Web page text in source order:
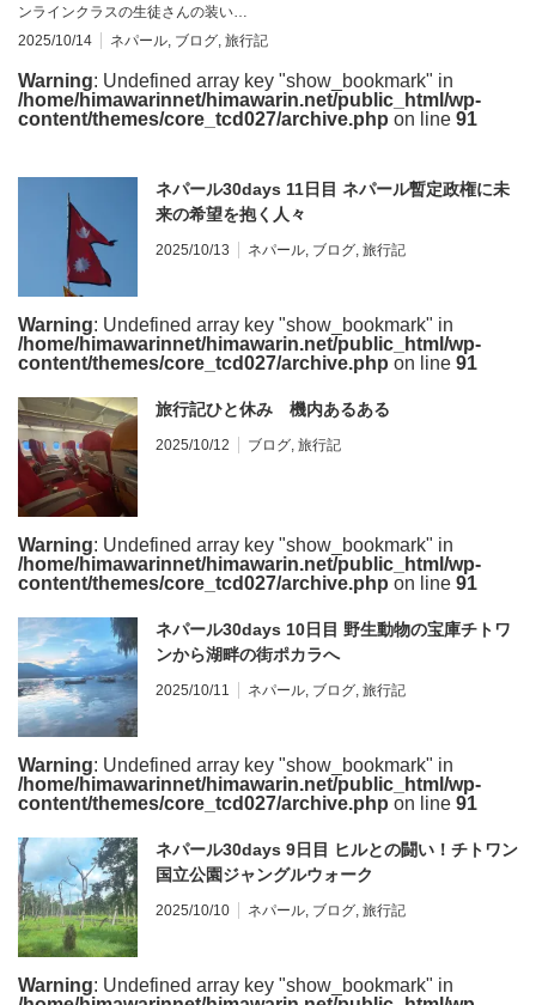
ンラインクラスの生徒さんの装い…
2025/10/14
ネパール, ブログ, 旅行記
Warning: Undefined array key "show_bookmark" in
/home/himawarinnet/himawarin.net/public_html/wp-
content/themes/core_tcd027/archive.php on line 91
ネパール30days 11日目 ネパール暫定政権に未
来の希望を抱く人々
2025/10/13 ネパール, ブログ, 旅行記
Warning: Undefined array key "show_bookmark" in
/home/himawarinnet/himawarin.net/public_html/wp-
content/themes/core_tcd027/archive.php on line 91
旅行記ひと休み 機内あるある
2025/10/12 ブログ, 旅行記
Warning: Undefined array key "show_bookmark" in
/home/himawarinnet/himawarin.net/public_html/wp-
content/themes/core_tcd027/archive.php on line 91
ネパール30days 10日目 野生動物の宝庫チトワ
ンから湖畔の街ポカラへ
2025/10/11 ネパール, ブログ, 旅行記
Warning: Undefined array key "show_bookmark" in
/home/himawarinnet/himawarin.net/public_html/wp-
content/themes/core_tcd027/archive.php on line 91
ネパール30days 9日目 ヒルとの闘い！チトワン
国立公園ジャングルウォーク
2025/10/10 ネパール, ブログ, 旅行記
Warning: Undefined array key "show_bookmark" in